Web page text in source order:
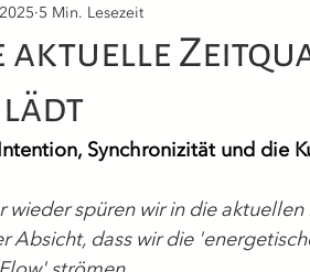
Psychosomatisch
aktuelle
5 Min. Lesezeit
Synchronizität und die
wieder spüren wir in die
Absicht, dass wir die